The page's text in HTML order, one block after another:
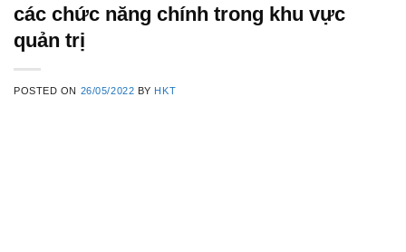
các chức năng chính trong khu vực
quản trị
POSTED ON 26/05/2022 BY HKT